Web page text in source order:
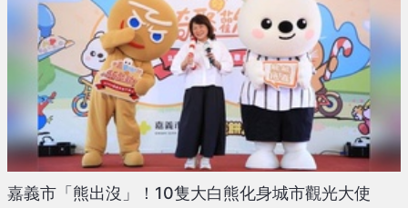
嘉義市「熊出沒」！10隻大白熊化身城市觀光大使